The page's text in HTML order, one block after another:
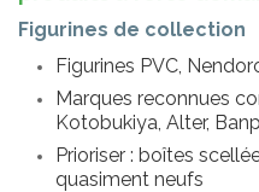
Figurines de collection
Figurines PVC,
Marques reconnues
Kotobukiya, Alter,
Prioriser : boîtes
quasiment neufs